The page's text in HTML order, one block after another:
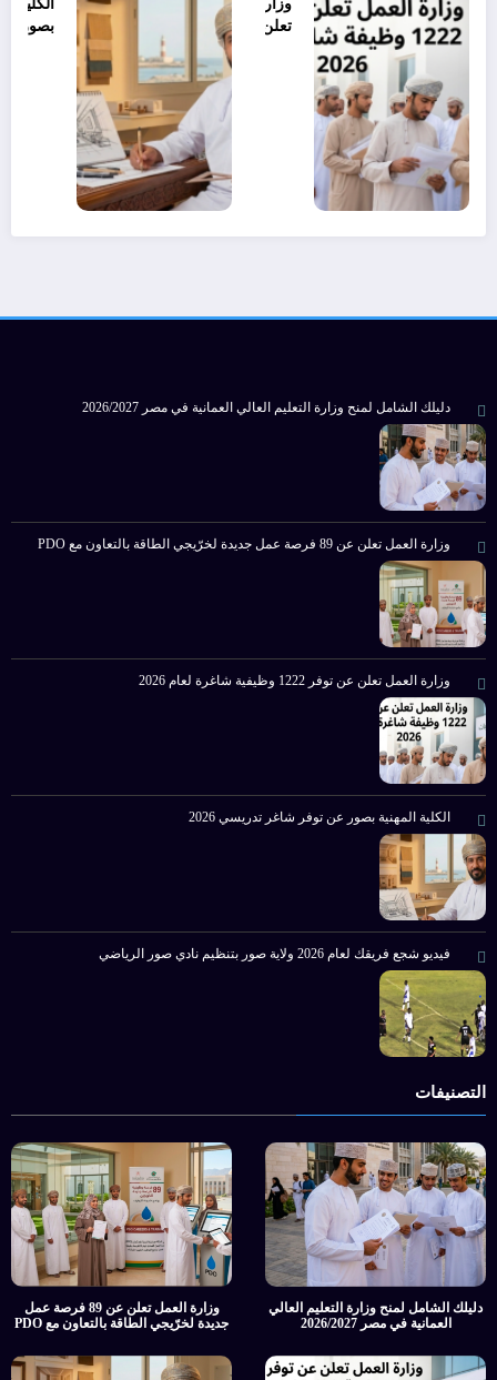
وزارة العمل
تعلن عن توفر
1222 وظيفية
شاغرة لعام
الكلية
دليلك الشامل لمنح وزارة التعليم العالي العمانية في مصر 2026/2027
وزارة العمل تعلن عن 89 فرصة عمل جديدة لخرّيجي الطاقة بالتعاون مع PDO
وزارة العمل تعلن عن توفر 1222 وظيفية شاغرة لعام 2026
الكلية المهنية بصور عن توفر شاغر تدريسي 2026
فيديو شجع فريقك لعام 2026 ولاية صور بتنظيم نادي صور الرياضي
التصنيفات
دليلك الشامل لمنح وزارة التعليم العالي
العمانية في مصر 2026/2027
وزارة العمل تعلن عن 89 فرصة عمل
جديدة لخرّيجي الطاقة بالتعاون مع PDO